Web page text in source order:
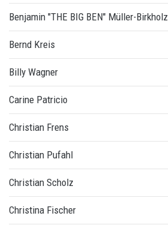
Benjamin "THE BIG BEN" Müller-Birkholz
Bernd Kreis
Billy Wagner
Carine Patricio
Christian Frens
Christian Pufahl
Christian Scholz
Christina Fischer